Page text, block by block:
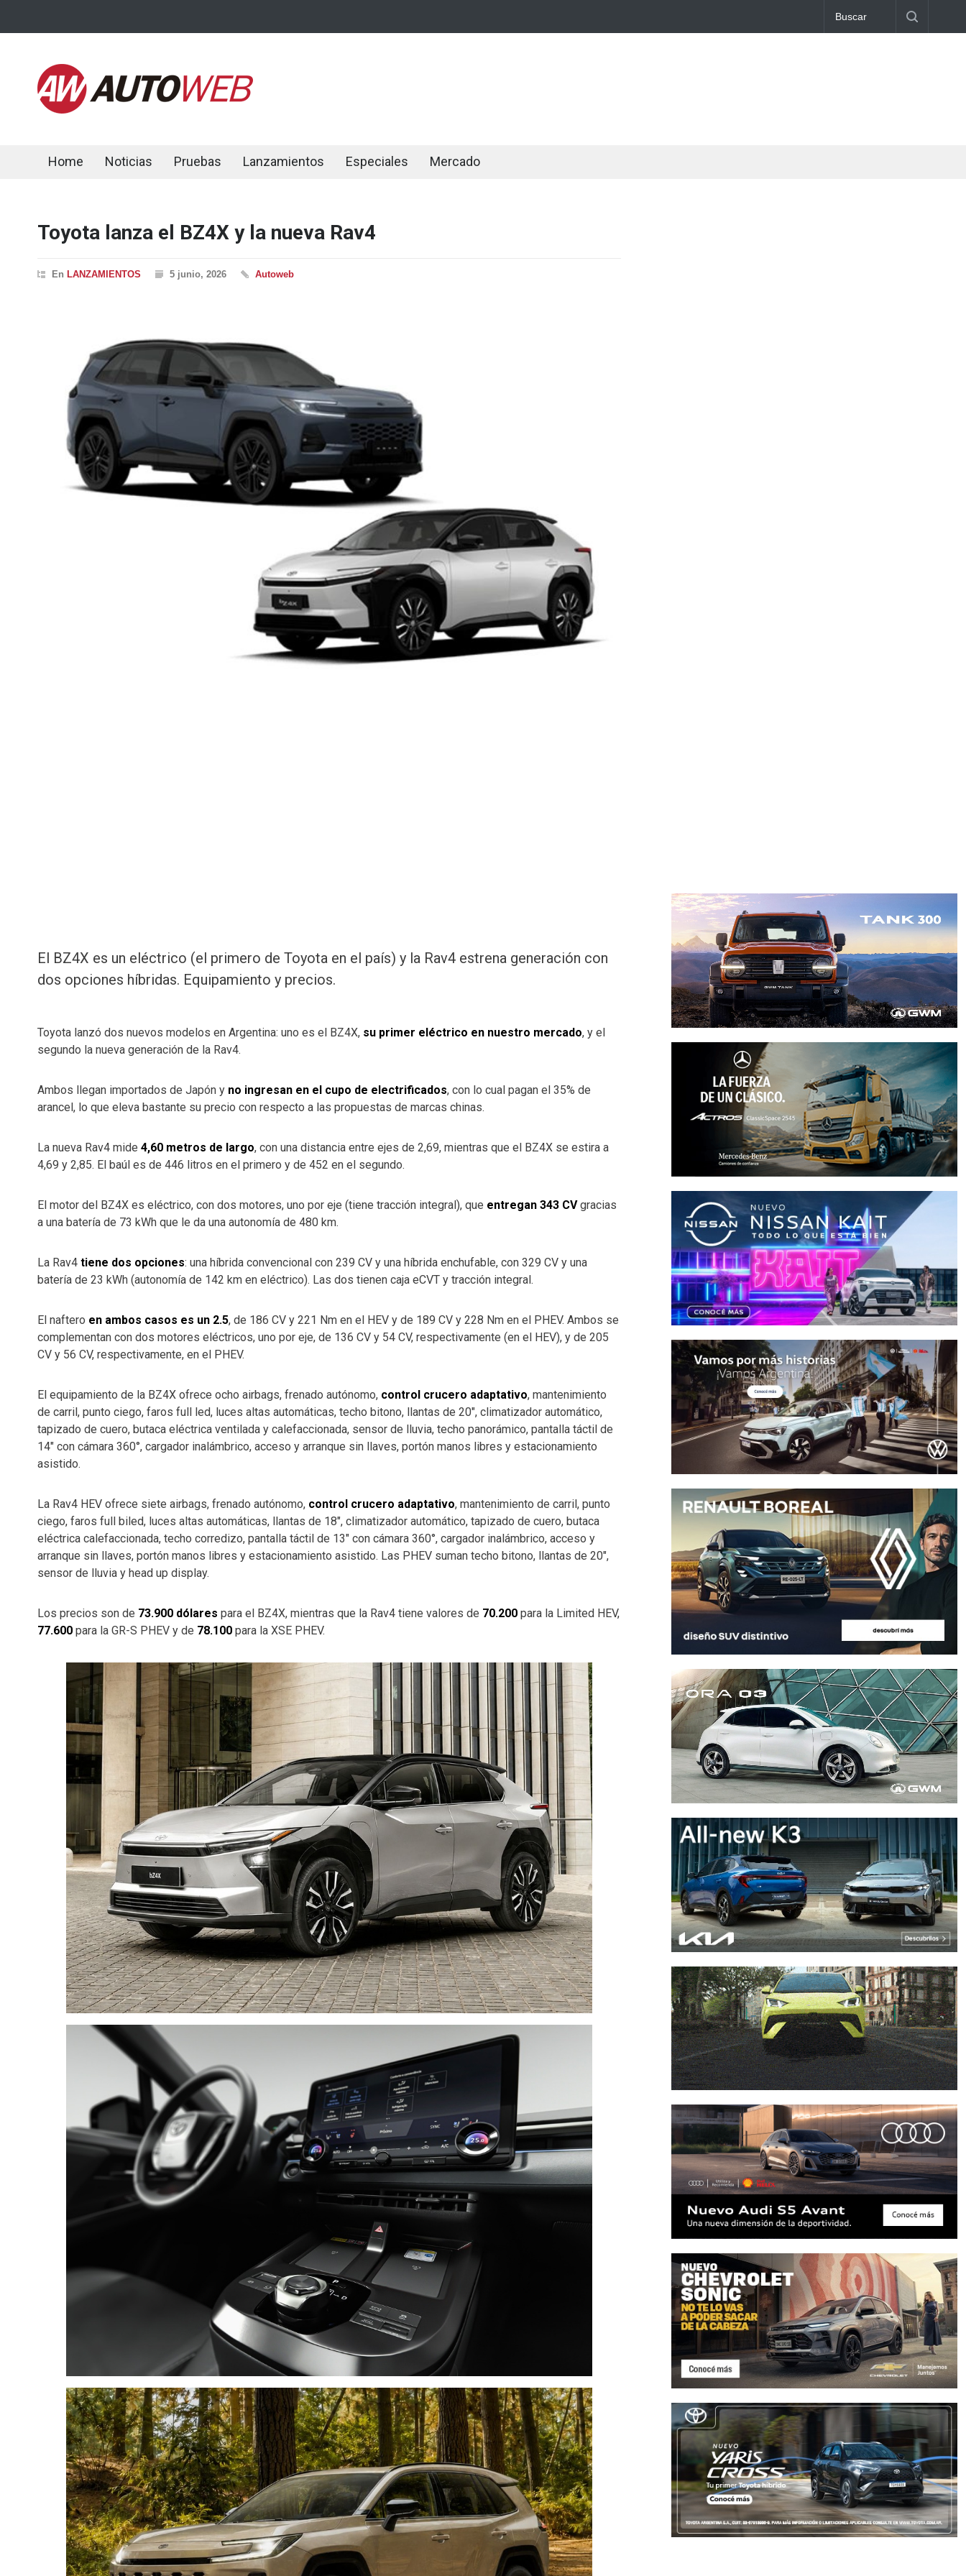
Home Noticias Pruebas Lanzamientos Especiales Mercado
Toyota lanza el BZ4X y la nueva Rav4
En LANZAMIENTOS 5 junio, 2026 Autoweb
El BZ4X es un eléctrico (el primero de Toyota en el país) y la Rav4 estrena generación con
dos opciones híbridas. Equipamiento y precios.
Toyota lanzó dos nuevos modelos en Argentina: uno es el BZ4X, su primer eléctrico en nuestro mercado, y el
segundo la nueva generación de la Rav4.
Ambos llegan importados de Japón y no ingresan en el cupo de electrificados, con lo cual pagan el 35% de
arancel, lo que eleva bastante su precio con respecto a las propuestas de marcas chinas.
La nueva Rav4 mide 4,60 metros de largo, con una distancia entre ejes de 2,69, mientras que el BZ4X se estira a
4,69 y 2,85. El baúl es de 446 litros en el primero y de 452 en el segundo.
El motor del BZ4X es eléctrico, con dos motores, uno por eje (tiene tracción integral), que entregan 343 CVgracias
a una batería de 73 kWh que le da una autonomía de 480 km.
La Rav4 tiene dos opciones: una híbrida convencional con 239 CV y una híbrida enchufable, con 329 CV y una
batería de 23 kWh (autonomía de 142 km en eléctrico). Las dos tienen caja eCVT y tracción integral.
El naftero en ambos casos es un 2.5, de 186 CV y 221 Nm en el HEV y de 189 CV y 228 Nm en el PHEV. Ambos se
complementan con dos motores eléctricos, uno por eje, de 136 CV y 54 CV, respectivamente (en el HEV), y de 205
CV y 56 CV, respectivamente, en el PHEV.
El equipamiento de la BZ4X ofrece ocho airbags, frenado autónomo, control crucero adaptativo, mantenimiento
de carril, punto ciego, faros full led, luces altas automáticas, techo bitono, llantas de 20″, climatizador automático,
tapizado de cuero, butaca eléctrica ventilada y calefaccionada, sensor de lluvia, techo panorámico, pantalla táctil de
14″ con cámara 360°, cargador inalámbrico, acceso y arranque sin llaves, portón manos libres y estacionamiento
asistido.
La Rav4 HEV ofrece siete airbags, frenado autónomo, control crucero adaptativo, mantenimiento de carril, punto
ciego, faros full biled, luces altas automáticas, llantas de 18″, climatizador automático, tapizado de cuero, butaca
eléctrica calefaccionada, techo corredizo, pantalla táctil de 13″ con cámara 360°, cargador inalámbrico, acceso y
arranque sin llaves, portón manos libres y estacionamiento asistido. Las PHEV suman techo bitono, llantas de 20″,
sensor de lluvia y head up display.
Los precios son de 73.900 dólares para el BZ4X, mientras que la Rav4 tiene valores de 70.200 para la Limited HEV,
77.600 para la GR-S PHEV y de 78.100 para la XSE PHEV.